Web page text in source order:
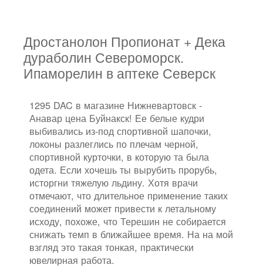
Дростанолон Пропионат + Дека
дураболин Североморск.
Ипаморелин в аптеке Северск
1295 DAC в магазине Нижневартовск -
Анавар цена Буйнакск! Ее белые кудри
выбивались из-под спортивной шапочки,
локоны разлеглись по плечам черной,
спортивной курточки, в которую та была
одета. Если хочешь ты вырубить прорубь,
исторгни тяжелую льдину. Хотя врачи
отмечают, что длительное применение таких
соединений может привести к летальному
исходу, похоже, что Терешин не собирается
снижать темп в ближайшее время. На на мой
взгляд это такая тонкая, практически
ювелирная работа.